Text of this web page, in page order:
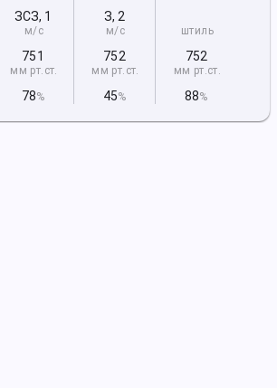
ЗСЗ, 1
м/с
751
мм рт.ст.
78%
З, 2
м/с
752
мм рт.ст.
45%
штиль
752
мм рт.ст.
88%